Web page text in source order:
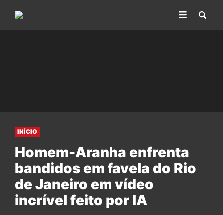
INÍCIO
Homem-Aranha enfrenta
bandidos em favela do Rio
de Janeiro em vídeo
incrível feito por IA